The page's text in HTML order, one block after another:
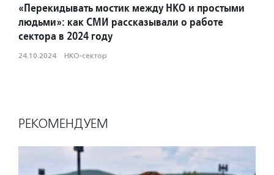
«Перекидывать мостик между НКО и простыми
людьми»: как СМИ рассказывали о работе
сектора в 2024 году
24.10.2024 · НКО-сектор
РЕКОМЕНДУЕМ